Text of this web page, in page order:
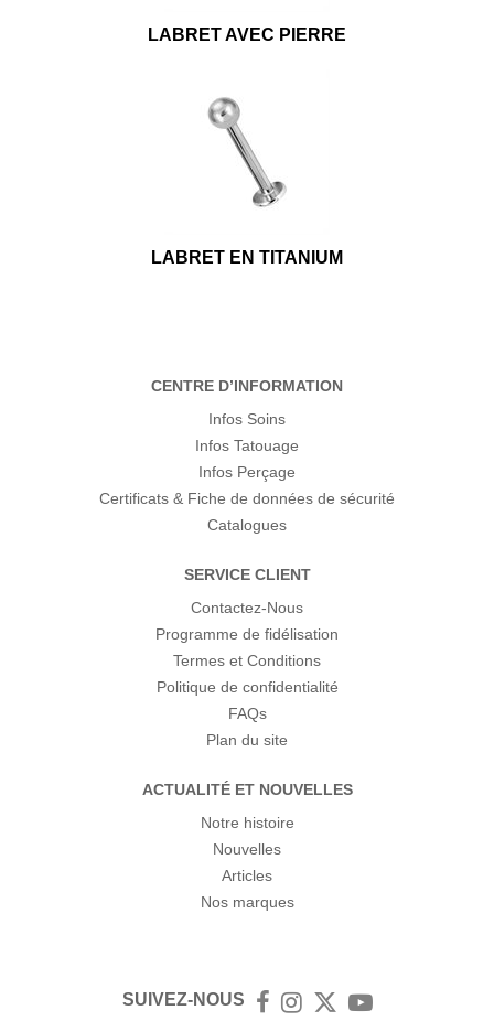
LABRET AVEC PIERRE
LABRET EN TITANIUM
CENTRE D’INFORMATION
Infos Soins
Infos Tatouage
Infos Perçage
Certificats & Fiche de données de sécurité
Catalogues
SERVICE CLIENT
Contactez-Nous
Programme de fidélisation
Termes et Conditions
Politique de confidentialité
FAQs
Plan du site
ACTUALITÉ ET NOUVELLES
Notre histoire
Nouvelles
Articles
Nos marques
SUIVEZ-NOUS FacebookInstagram
TwitterYouTube